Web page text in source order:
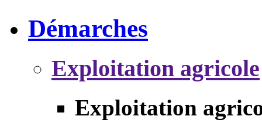
Démarches
Exploitation agricole
Exploitation